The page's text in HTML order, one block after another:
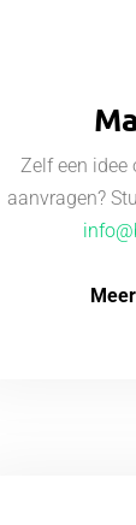
Zelf een idee
aanvragen?